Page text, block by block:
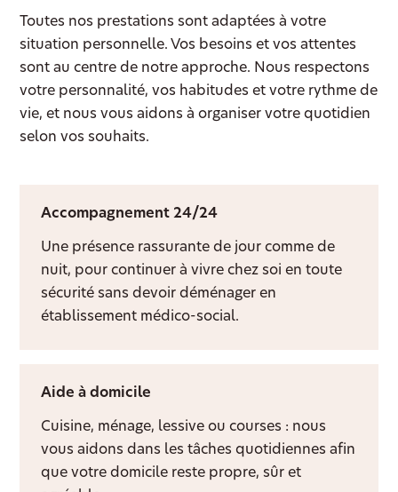
Toutes nos prestations sont adaptées à votre
situation personnelle. Vos besoins et vos attentes
sont au centre de notre approche. Nous respectons
votre personnalité, vos habitudes et votre rythme de
vie, et nous vous aidons à organiser votre quotidien
selon vos souhaits.
Accompagnement 24/24
Une présence rassurante de jour comme de
nuit, pour continuer à vivre chez soi en toute
sécurité sans devoir déménager en
établissement médico-social.
Aide à domicile
Cuisine, ménage, lessive ou courses : nous
vous aidons dans les tâches quotidiennes afin
que votre domicile reste propre, sûr et